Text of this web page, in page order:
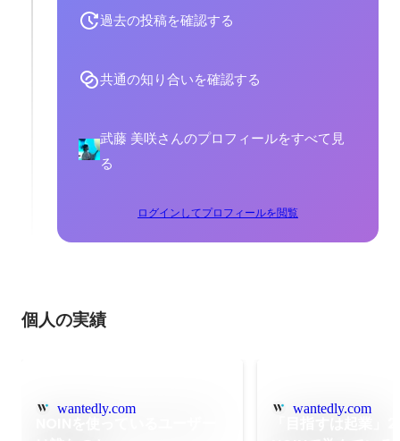
過去の投稿を確認する
共通の知り合いを確認する
武藤 美咲さんのプロフィールをすべて見
る
ログインしてプロフィールを閲覧
個人の実績
wantedly.com wantedly.com